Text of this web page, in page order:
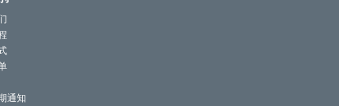
通知